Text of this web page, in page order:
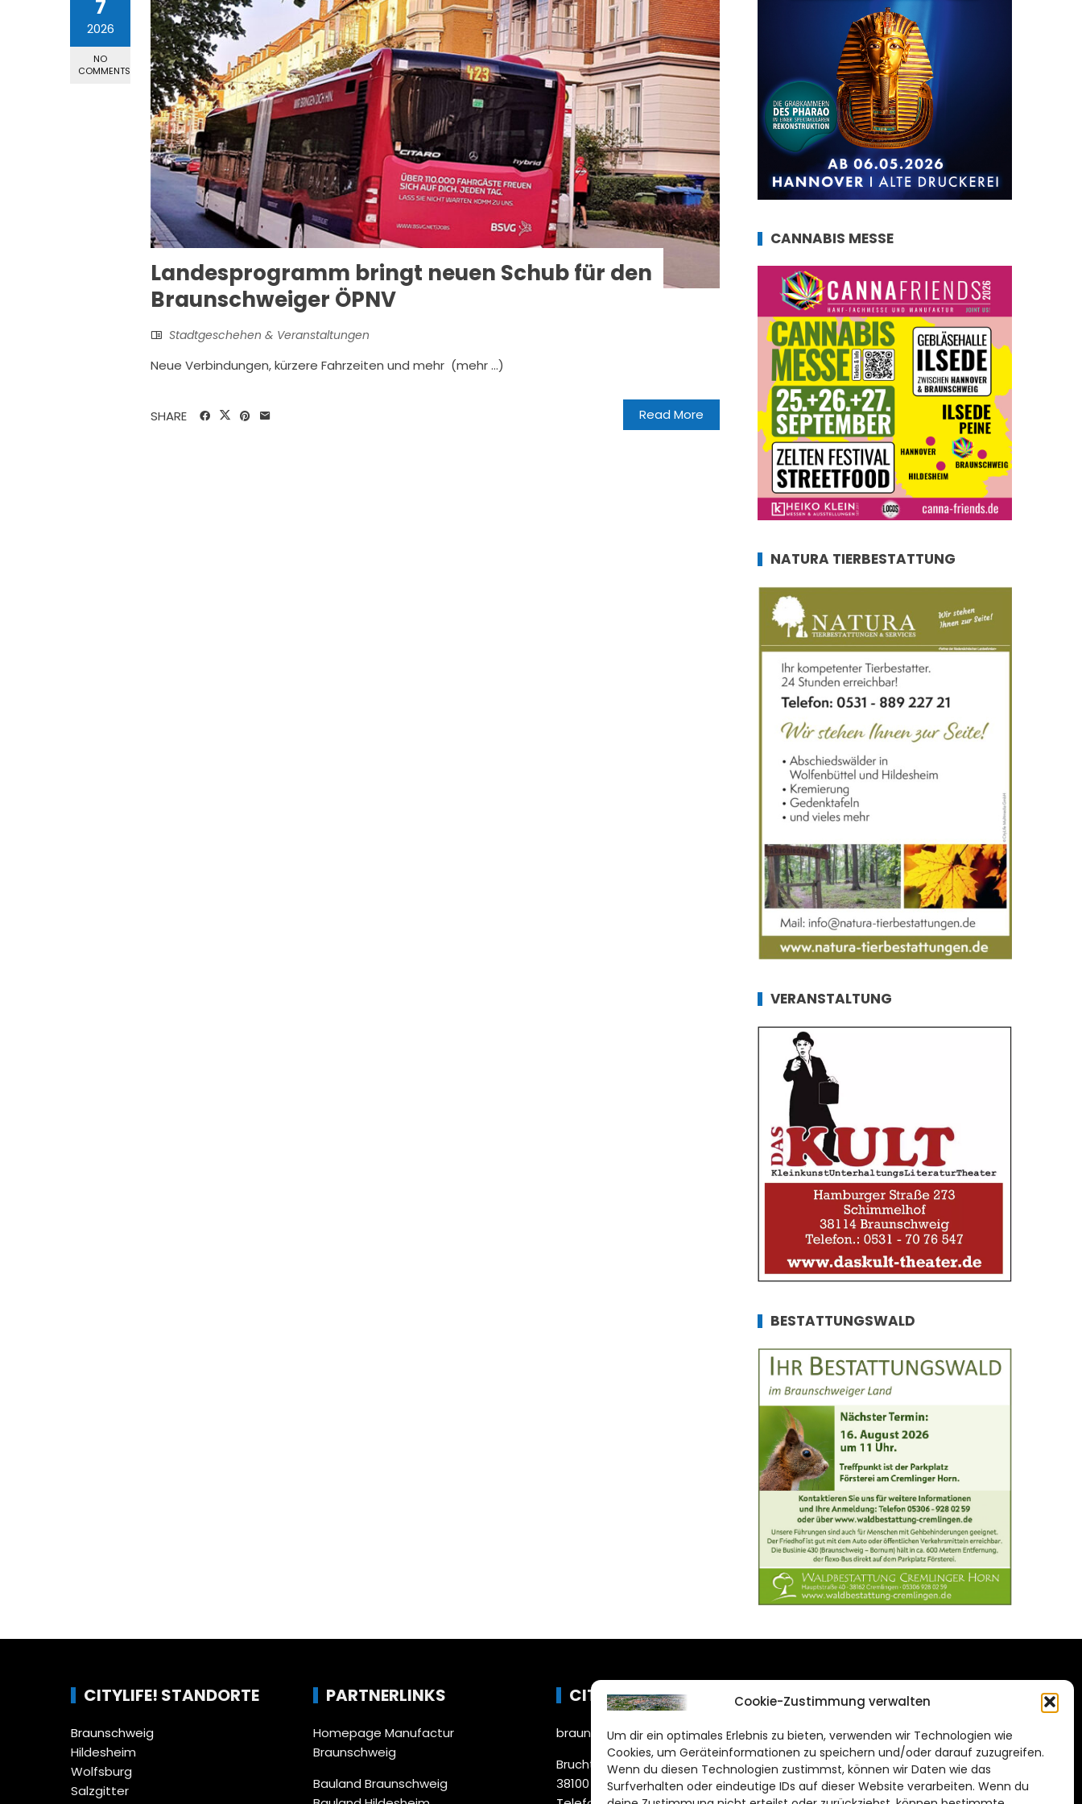
Cookie-Zustimmung verwalten
Um dir ein optimales Erlebnis zu bieten, verwenden wir Technologien wie
Cookies, um Geräteinformationen zu speichern und/oder darauf zuzugreifen.
Wenn du diesen Technologien zustimmst, können wir Daten wie das
Surfverhalten oder eindeutige IDs auf dieser Website verarbeiten. Wenn du
7
2026
NO
COMMENTS
Landesprogramm bringt neuen Schub für den
Braunschweiger ÖPNV
Stadtgeschehen & Veranstaltungen
Neue Verbindungen, kürzere Fahrzeiten und mehr (mehr …)
Read More
SHARE
CANNABIS MESSE
NATURA TIERBESTATTUNG
VERANSTALTUNG
BESTATTUNGSWALD
CITYLIFE! STANDORTE
Braunschweig
Hildesheim
Wolfsburg
Salzgitter
PARTNERLINKS
Homepage Manufactur
Braunschweig
Bauland Braunschweig
CITYLIFE!
braunschweig@citylifemedien.de
Bruchtorwall 12
38100 Braunschweig
DAS STADTMAGAZIN
FÜR BRAUNSCHWEIG
Impressum
Datenschutzerklärung
Cookie Richtlinie